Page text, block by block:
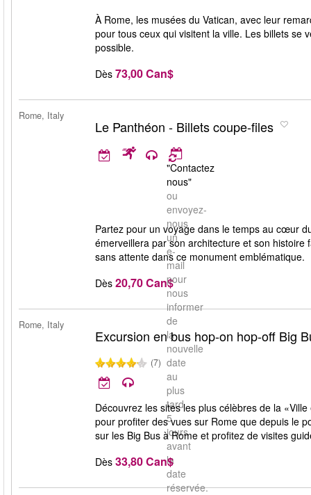
À Rome, les musées du Vatican, avec leur
pour tous ceux qui visitent la ville. Les billets se
possible.
Dès 73,00 Can$
Rome, Italy
Le Panthéon - Billets coupe-files
"Contactez
nous"
ou
envoyez-
nous
un
e-
mail
pour
nous
informer
de
la
nouvelle
date
au
plus
tard
5
jours
avant
la
date
réservée.
Partez pour un voyage dans le temps au cœur
émerveillera par son architecture et son
sans attente dans ce monument emblématique.
Dès 20,70 Can$
Rome, Italy
Excursion en bus hop-on hop-off Big
(7)
Découvrez les sites les plus célèbres de la
pour profiter des vues sur Rome que depuis le
sur les Big Bus à Rome et profitez de visites
Dès 33,80 Can$